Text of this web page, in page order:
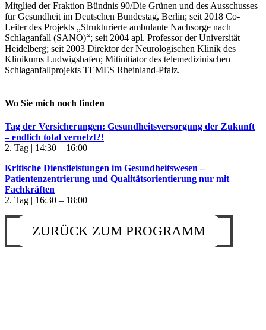
Mitglied der Fraktion Bündnis 90/Die Grünen und des Ausschusses
für Gesundheit im Deutschen Bundestag, Berlin; seit 2018 Co-
Leiter des Projekts „Strukturierte ambulante Nachsorge nach
Schlaganfall (SANO)“; seit 2004 apl. Professor der Universität
Heidelberg; seit 2003 Direktor der Neurologischen Klinik des
Klinikums Ludwigshafen; Mitinitiator des telemedizinischen
Schlaganfallprojekts TEMES Rheinland-Pfalz.
Wo Sie mich noch finden
Tag der Versicherungen: Gesundheitsversorgung der Zukunft
– endlich total vernetzt?!
2. Tag | 14:30 – 16:00
Kritische Dienstleistungen im Gesundheitswesen –
Patientenzentrierung und Qualitätsorientierung nur mit
Fachkräften
2. Tag | 16:30 – 18:00
ZURÜCK ZUM PROGRAMM